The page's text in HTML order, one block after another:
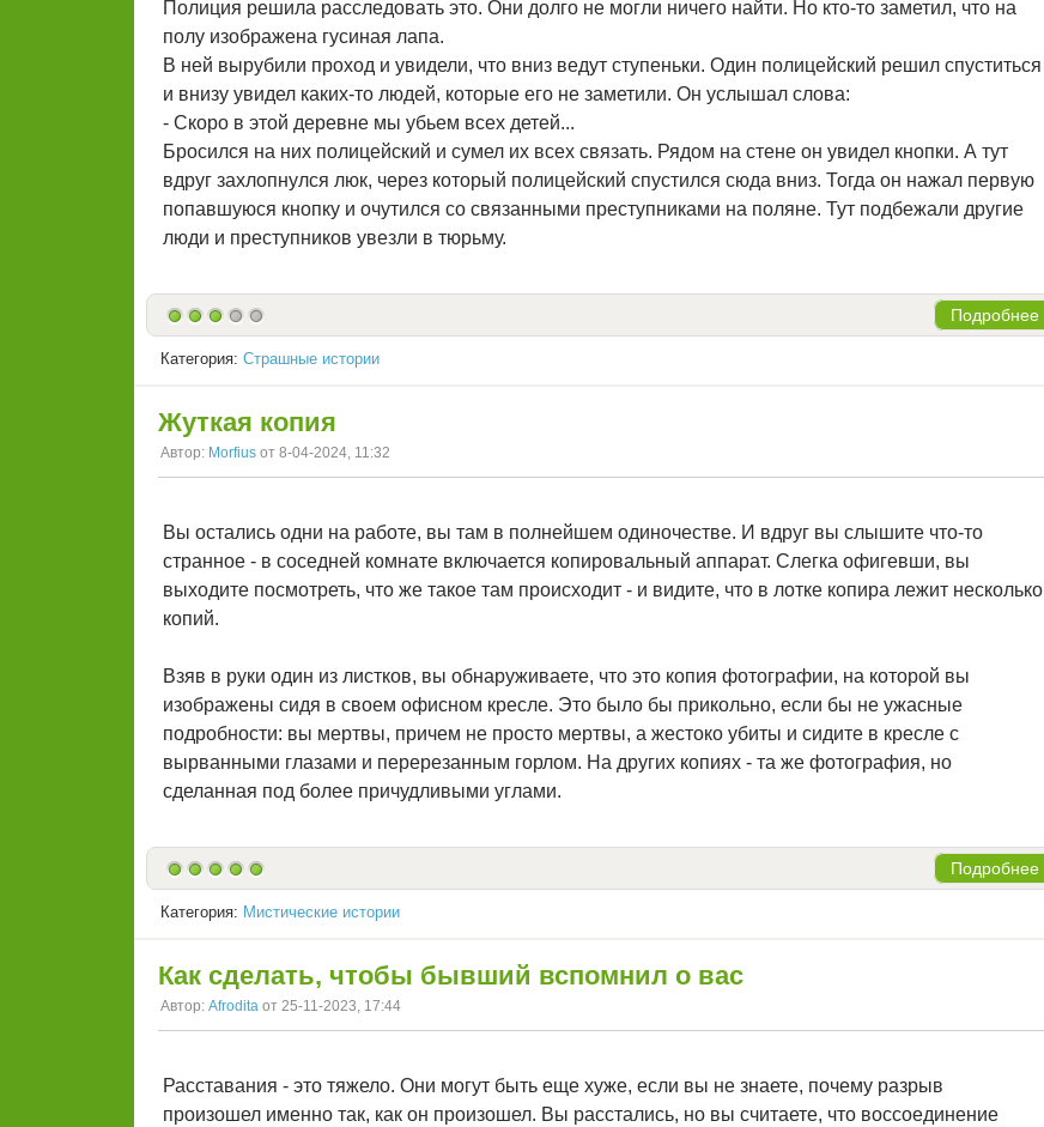
Полиция решила расследовать это. Они долго не могли ничего найти. Но кто-то заметил, что на
полу изображена гусиная лапа.
В ней вырубили проход и увидели, что вниз ведут ступеньки. Один полицейский решил спуститься
и внизу увидел каких-то людей, которые его не заметили. Он услышал слова:
- Скоро в этой деревне мы убьем всех детей...
Бросился на них полицейский и сумел их всех связать. Рядом на стене он увидел кнопки. А тут
вдруг захлопнулся люк, через который полицейский спустился сюда вниз. Тогда он нажал первую
попавшуюся кнопку и очутился со связанными преступниками на поляне. Тут подбежали другие
люди и преступников увезли в тюрьму.
Подробнее
Категория: Страшные истории
Жуткая копия
Автор: Morfius от 8-04-2024, 11:32
Вы остались одни на работе, вы там в полнейшем одиночестве. И вдруг вы слышите что-то
странное - в соседней комнате включается копировальный аппарат. Слегка офигевши, вы
выходите посмотреть, что же такое там происходит - и видите, что в лотке копира лежит несколько
копий.
Взяв в руки один из листков, вы обнаруживаете, что это копия фотографии, на которой вы
изображены сидя в своем офисном кресле. Это было бы прикольно, если бы не ужасные
подробности: вы мертвы, причем не просто мертвы, а жестоко убиты и сидите в кресле с
вырванными глазами и перерезанным горлом. На других копиях - та же фотография, но
сделанная под более причудливыми углами.
Подробнее
Категория: Мистические истории
Как сделать, чтобы бывший вспомнил о вас
Автор: Afrodita от 25-11-2023, 17:44
Расставания - это тяжело. Они могут быть еще хуже, если вы не знаете, почему разрыв
произошел именно так, как он произошел. Вы расстались, но вы считаете, что воссоединение